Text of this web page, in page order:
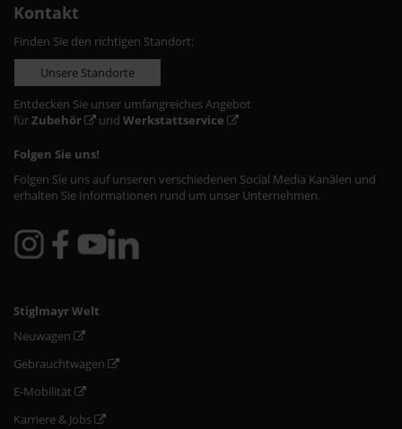
Kontakt
Finden Sie den richtigen Standort:
Unsere Standorte
Entdecken Sie unser umfangreiches Angebot
fürZubehör und Werkstattservice
Folgen Sie uns!
Folgen Sie uns auf unseren verschiedenen Social Media Kanälen und
erhalten Sie Informationen rund um unser Unternehmen.
Stiglmayr Welt
Neuwagen
Gebrauchtwagen
E-Mobilität
Karriere & Jobs